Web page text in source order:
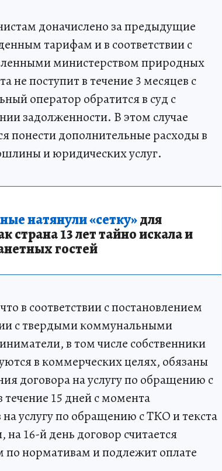
доначислено за предыдущие
тарифам и в соответствии с
министерством природных
не поступит в течение 3 месяцев с
оператор обратится в суд с
задолженности. В этом случае
понести дополнительные расходы в
и юридических услуг.
натянули «сетку»для
страна 13 лет тайно искала и
гостей
в соответствии с постановлением
с твердыми коммунальными
в том числе собственники
в коммерческих целях, обязаны
договора на услугу по обращению с
15 дней с момента
услугу по обращению с ТКО и текста
на 16-й день договор считается
по нормативам и подлежит оплате